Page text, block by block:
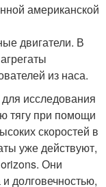
американской
двигатели. В
из наса.
исследования
тягу при помощи
скоростей в
уже действуют,
Они
долговечностью,